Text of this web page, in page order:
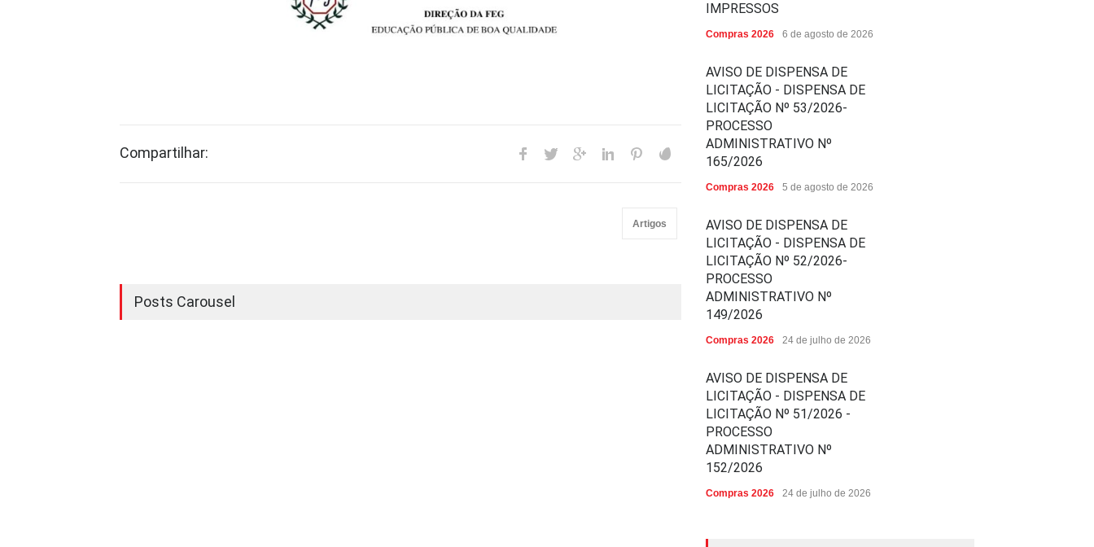
Compartilhar:
Artigos
Posts Carousel
IMPRESSOS
Compras 2026 6 de agosto de 2026
AVISO DE DISPENSA DE
LICITAÇÃO - DISPENSA DE
LICITAÇÃO Nº 53/2026-
PROCESSO
ADMINISTRATIVO Nº
165/2026
Compras 2026 5 de agosto de 2026
AVISO DE DISPENSA DE
LICITAÇÃO - DISPENSA DE
LICITAÇÃO Nº 52/2026-
PROCESSO
ADMINISTRATIVO Nº
149/2026
Compras 2026 24 de julho de 2026
AVISO DE DISPENSA DE
LICITAÇÃO - DISPENSA DE
LICITAÇÃO Nº 51/2026 -
PROCESSO
ADMINISTRATIVO Nº
152/2026
Compras 2026 24 de julho de 2026